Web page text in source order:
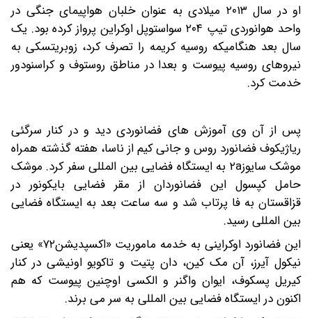
او در سال ۲۰۱۳ میلادی به عنوان خلبان هواپیمای جنگی در
واحد هوانوردی تیپ ۲۰۴ سواستوپل اوکراین پرواز کرده بود. یک
سال بعد هنگامیکه روسیه کریمه را تصرف کرد، زوبریتسکی به
نیروهای روسیه پیوست و بعدا در مناطق روستوف و کراسنودور
خدمت کرد.
پس از آن وی آموزش های فضانوردی دید و در کنار سرگئی
ریاژیکوف فضانورد روس و جانی کیم از ناسا، هفته گذشته همراه
موشک سایوز۲a به ایستگاه فضایی بین المللی سفر کرد. موشک
حامل کپسول این فضانوردان از مقر فضایی بایکونور در
قزاقستان به فا پرتاب شد و سه ساعت بعد به ایستگاه فضایی
بین المللی رسید.
این فضانورد اوکراینی به خدمه ماموریت «اکسپدیشن۷۲» یعنی
نیکول آیرز، آن مک کین، دان پتیت و تاکویو اونیشی در کنار
کیریل پسکوف، ایوان واگنر و الکسی اوچنین پیوست که هم
اکنون در ایستگاه فضایی بین المللی به سر می برند.